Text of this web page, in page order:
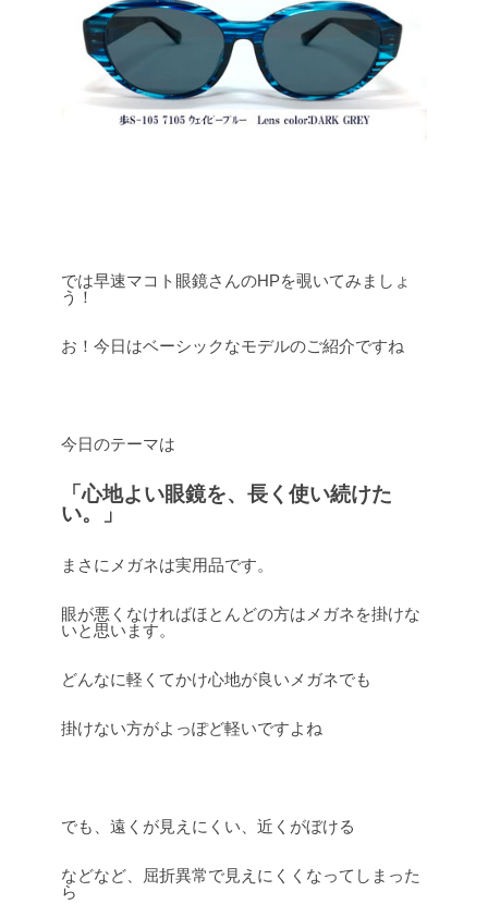
では早速マコト眼鏡さんのHPを覗いてみましょ
う！
お！今日はベーシックなモデルのご紹介ですね
今日のテーマは
「心地よい眼鏡を、長く使い続けた
い。」
まさにメガネは実用品です。
眼が悪くなければほとんどの方はメガネを掛けな
いと思います。
どんなに軽くてかけ心地が良いメガネでも
掛けない方がよっぽど軽いですよね
でも、遠くが見えにくい、近くがぼける
などなど、屈折異常で見えにくくなってしまった
ら